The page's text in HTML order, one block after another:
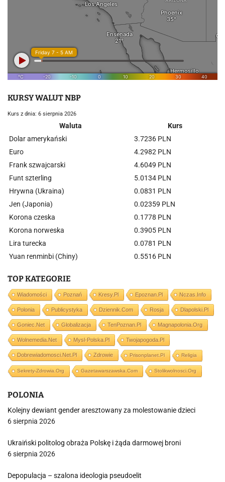
KURSY WALUT NBP
Kurs z dnia: 6 sierpnia 2026
Waluta
Kurs
Dolar amerykański
3.7236 PLN
Euro
4.2982 PLN
Frank szwajcarski
4.6049 PLN
Funt szterling
5.0134 PLN
Hrywna (Ukraina)
0.0831 PLN
Jen (Japonia)
0.02359 PLN
Korona czeska
0.1778 PLN
Korona norweska
0.3905 PLN
Lira turecka
0.0781 PLN
Yuan renminbi (Chiny)
0.5516 PLN
TOP KATEGORIE
Wiadomości Poznań Kresy.pl Epoznan.pl Nczas.info
Polonia Publicystyka Dziennik.com Rosja Dlapolski.pl
Goniec.net Globalizacja TenPoznan.pl Magnapolonia.org
Wolnemedia.net Mysl-Polska.pl Twojapogoda.pl
Dobrewiadomosci.net.pl Zdrowie Prisonplanet.pl Religia
Sekrety-Zdrowia.org Gazetawarszawska.com Stolikwolnosci.org
POLONIA
Kolejny dewiant gender aresztowany za molestowanie dzieci
6 sierpnia 2026
Ukraiński politolog obraża Polskę i żąda darmowej broni
6 sierpnia 2026
Depopulacja – szalona ideologia pseudoelit